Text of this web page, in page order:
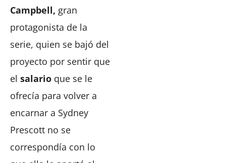
Campbell, gran
protagonista de la
serie, quien se bajó del
proyecto por sentir que
el salario que se le
ofrecía para volver a
encarnar a Sydney
Prescott no se
correspondía con lo